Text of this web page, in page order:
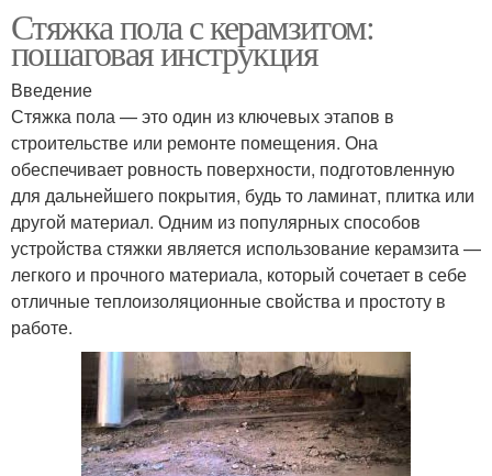
Стяжка пола с керамзитом:
пошаговая инструкция
Введение
Стяжка пола — это один из ключевых этапов в
строительстве или ремонте помещения. Она
обеспечивает ровность поверхности, подготовленную
для дальнейшего покрытия, будь то ламинат, плитка или
другой материал. Одним из популярных способов
устройства стяжки является использование керамзита —
легкого и прочного материала, который сочетает в себе
отличные теплоизоляционные свойства и простоту в
работе.